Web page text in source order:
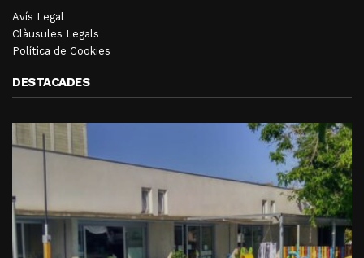
Avís Legal
Clàusules Legals
Política de Cookies
DESTACADES